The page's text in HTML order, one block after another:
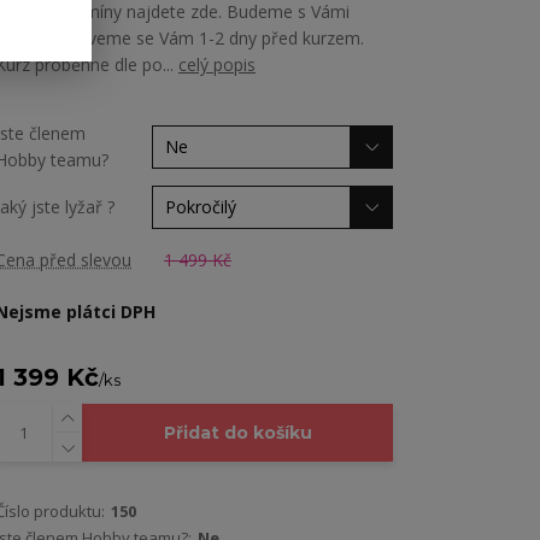
všechny termíny najdete zde. Budeme s Vámi
počítat a ozveme se Vám 1-2 dny před kurzem.
proběhne dle po... celý popis
členem
teamu?
jste lyžař ?
před slevou 1 499 Kč
plátci DPH
399 Kč/ks
Přidat do košíku
produktu: 150